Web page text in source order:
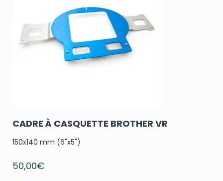
CADRE À CASQUETTE BROTHER VR
150x140 mm (6"x5")
50,00€